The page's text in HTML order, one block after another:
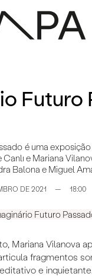
Futuro
é uma
Canlı e Mariana
Balona e Miguel
DE 2021 — 18:00
Futuro
Mariana Vilanova
fragmentos
e